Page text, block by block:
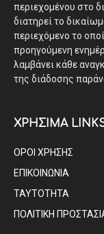
περιεχομένου στο
διατηρεί το
περιεχόμενο το
προηγούμενη
λαμβάνει κάθε
της διάδοσης
ΧΡΗΣΙΜΑ
ΟΡΟΙ ΧΡΗΣΗΣ
ΕΠΙΚΟΙΝΩΝΙΑ
ΤΑΥΤΟΤΗΤΑ
ΠΟΛΙΤΙΚΗ